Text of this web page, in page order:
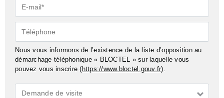
E-
mail*
Téléphone
Nous vous informons de l’existence de la liste d’opposition au
démarchage téléphonique « BLOCTEL » sur laquelle vous
pouvez vous inscrire (https://www.bloctel.gouv.fr).
Demande
Demande de visite